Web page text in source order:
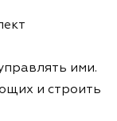
ими.
и строить